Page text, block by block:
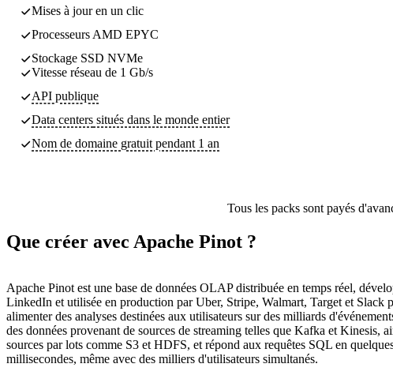
Mises à jour en un clic
Processeurs AMD EPYC
Stockage SSD NVMe
Vitesse réseau de 1 Gb/s
API publique
Data centers situés dans le monde entier
Nom de domaine gratuit pendant 1 an
Tous les packs sont payés
Que créer avec Apache Pinot ?
Apache Pinot est une base de données OLAP distribuée en temps réel,
LinkedIn et utilisée en production par Uber, Stripe, Walmart, Target et Slack
alimenter des analyses destinées aux utilisateurs sur des milliards
des données provenant de sources de streaming telles que Kafka et Kinesis,
sources par lots comme S3 et HDFS, et répond aux requêtes SQL en
millisecondes, même avec des milliers d'utilisateurs simultanés.